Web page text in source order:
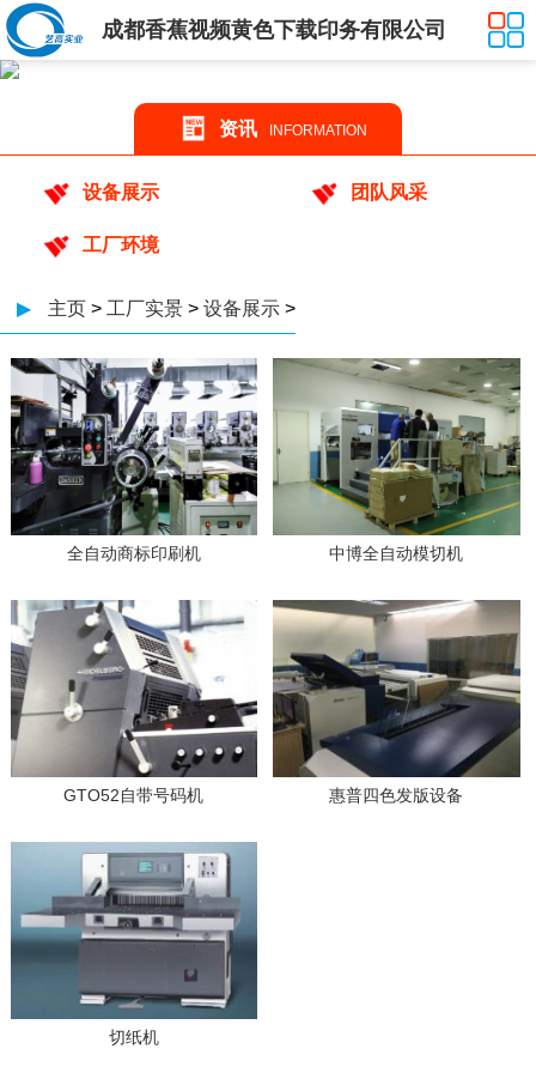
成都香蕉视频黄色下载印务有限公司
资讯 INFORMATION
设备展示 团队风采
工厂环境
▶ 主页 > 工厂实景 > 设备展示 >
全自动商标印刷机 中博全自动模切机
GTO52自带号码机 惠普四色发版设备
切纸机